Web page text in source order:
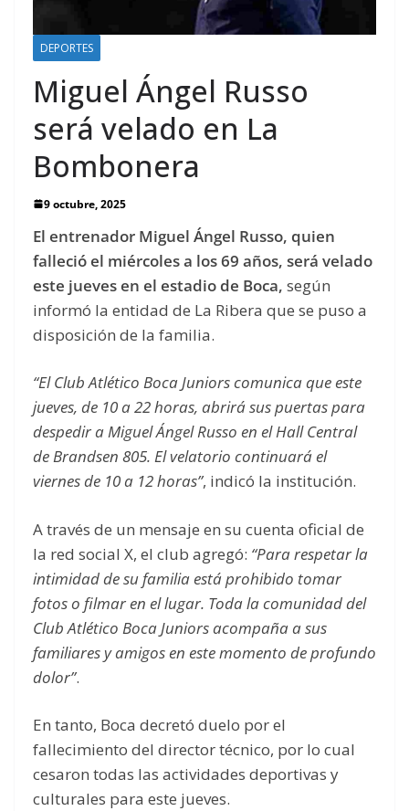
DEPORTES
Miguel Ángel Russo
será velado en La
Bombonera
9 octubre, 2025
El entrenador Miguel Ángel Russo, quien
falleció el miércoles a los 69 años, será velado
este jueves en el estadio de Boca, según
informó la entidad de La Ribera que se puso a
disposición de la familia.
“El Club Atlético Boca Juniors comunica que este
jueves, de 10 a 22 horas, abrirá sus puertas para
despedir a Miguel Ángel Russo en el Hall Central
de Brandsen 805. El velatorio continuará el
viernes de 10 a 12 horas”, indicó la institución.
A través de un mensaje en su cuenta oficial de
la red social X, el club agregó: “Para respetar la
intimidad de su familia está prohibido tomar
fotos o filmar en el lugar. Toda la comunidad del
Club Atlético Boca Juniors acompaña a sus
familiares y amigos en este momento de profundo
dolor”.
En tanto, Boca decretó duelo por el
fallecimiento del director técnico, por lo cual
cesaron todas las actividades deportivas y
culturales para este jueves.